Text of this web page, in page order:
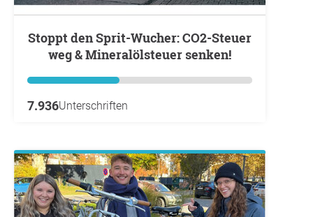
Stoppt den Sprit-Wucher: CO2-Steuer
weg & Mineralölsteuer senken!
7.936Unterschriften